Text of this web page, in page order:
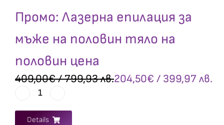
Промо: Лазерна епилация за
мъже на половин тяло на
половин цена
409,00€/ 799,93 лв.204,50€ / 399,97 лв.
Details